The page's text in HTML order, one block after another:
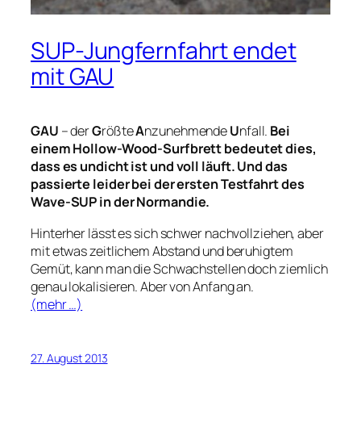
SUP-Jungfernfahrt endet
mit GAU
GAU – derGrößteAnzunehmendeUnfall. Bei
einem Hollow-Wood-Surfbrett bedeutet dies,
dass es undicht ist und voll läuft. Und das
passierte leider bei der ersten Testfahrt des
Wave-SUP in der Normandie.
Hinterher lässt es sich schwer nachvollziehen, aber
mit etwas zeitlichem Abstand und beruhigtem
Gemüt, kann man die Schwachstellen doch ziemlich
genau lokalisieren. Aber von Anfang an.
(mehr …)
27. August 2013